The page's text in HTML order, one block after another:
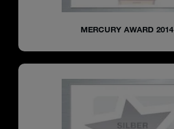
MERCURY AWARD